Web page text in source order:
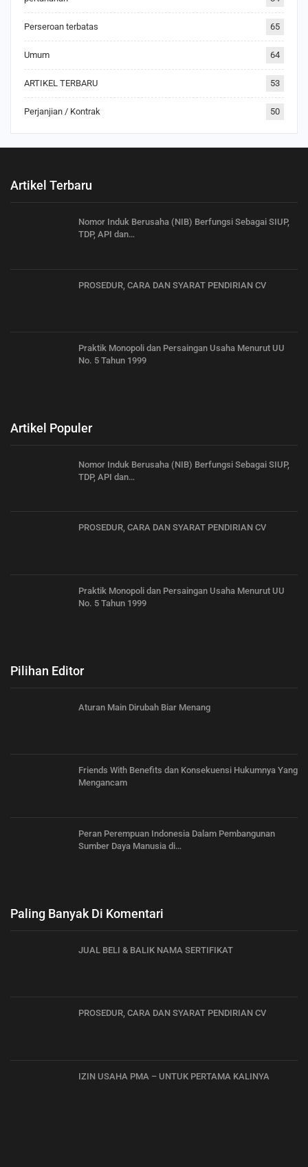
Perseroan terbatas 65
Umum 64
ARTIKEL TERBARU 53
Perjanjian / Kontrak 50
Artikel Terbaru
Nomor Induk Berusaha (NIB) Berfungsi Sebagai SIUP,
TDP, API dan…
PROSEDUR, CARA DAN SYARAT PENDIRIAN CV
Praktik Monopoli dan Persaingan Usaha Menurut UU
No. 5 Tahun 1999
Artikel Populer
Nomor Induk Berusaha (NIB) Berfungsi Sebagai SIUP,
TDP, API dan…
PROSEDUR, CARA DAN SYARAT PENDIRIAN CV
Praktik Monopoli dan Persaingan Usaha Menurut UU
No. 5 Tahun 1999
Pilihan Editor
Aturan Main Dirubah Biar Menang
Friends With Benefits dan Konsekuensi Hukumnya Yang
Mengancam
Peran Perempuan Indonesia Dalam Pembangunan
Sumber Daya Manusia di…
Paling Banyak Di Komentari
JUAL BELI & BALIK NAMA SERTIFIKAT
PROSEDUR, CARA DAN SYARAT PENDIRIAN CV
IZIN USAHA PMA – UNTUK PERTAMA KALINYA